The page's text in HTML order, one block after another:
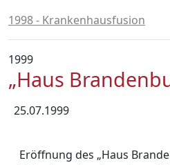
1998 - Krankenhausfusion
1999
„Haus
25.07.1999
Eröffnung des „Haus